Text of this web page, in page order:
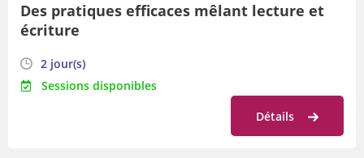
Des pratiques efficaces mêlant lecture et
écriture
2 jour(s)
Sessions disponibles
Détails